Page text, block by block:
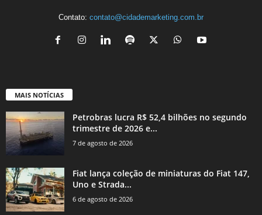
Contato: contato@cidademarketing.com.br
MAIS NOTÍCIAS
Petrobras lucra R$ 52,4 bilhões no segundo
trimestre de 2026 e...
7 de agosto de 2026
Fiat lança coleção de miniaturas do Fiat 147,
Uno e Strada...
6 de agosto de 2026